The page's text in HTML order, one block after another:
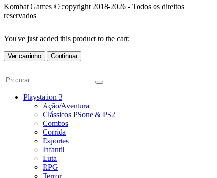
Kombat Games © copyright 2018-2026 - Todos os direitos
reservados
You've just added this product to the cart:
Ver carrinho Continuar
Playstation 3
Ação/Aventura
Clássicos PSone & PS2
Combos
Corrida
Esportes
Infantil
Luta
RPG
Terror